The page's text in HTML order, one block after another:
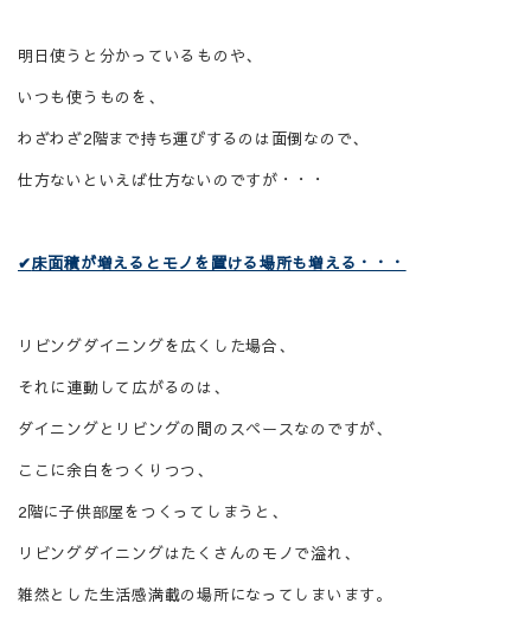
明日使うと分かっているものや、
いつも使うものを、
わざわざ2階まで持ち運びするのは面倒なので、
仕方ないといえば仕方ないのですが・・・
✔床面積が増えるとモノを置ける場所も増える・・・
リビングダイニングを広くした場合、
それに連動して広がるのは、
ダイニングとリビングの間のスペースなのですが、
ここに余白をつくりつつ、
2階に子供部屋をつくってしまうと、
リビングダイニングはたくさんのモノで溢れ、
雑然とした生活感満載の場所になってしまいます。